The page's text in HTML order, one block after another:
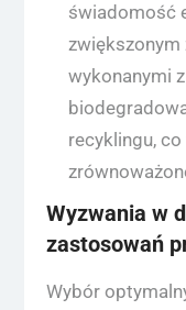
świadomość
wykonanymi
recyklingu,
Wyzwania w
zastosowań
Wybór